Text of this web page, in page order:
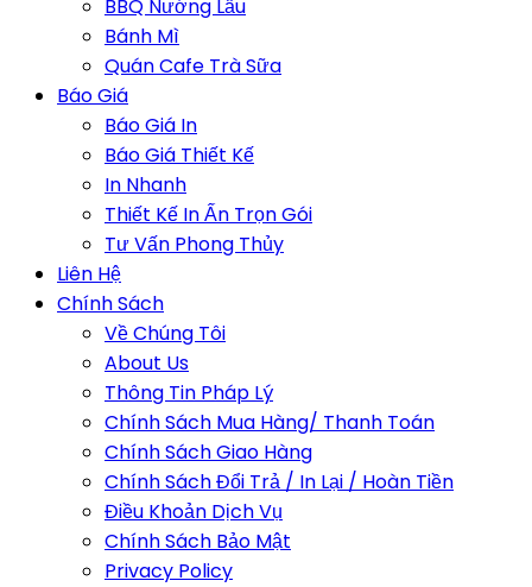
BBQ Nướng Lẩu
Bánh Mì
Quán Cafe Trà Sữa
Báo Giá
Báo Giá In
Báo Giá Thiết Kế
In Nhanh
Thiết Kế In Ấn Trọn Gói
Tư Vấn Phong Thủy
Liên Hệ
Chính Sách
Về Chúng Tôi
About Us
Thông Tin Pháp Lý
Chính Sách Mua Hàng/ Thanh Toán
Chính Sách Giao Hàng
Chính Sách Đổi Trả / In Lại / Hoàn Tiền
Điều Khoản Dịch Vụ
Chính Sách Bảo Mật
Privacy Policy